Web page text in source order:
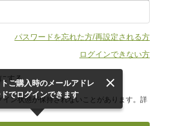
パスワードを忘れた方/再設定される方
ログインできない方
する
ン状態が保持されないことがあります。詳
ご購入時のメールアドレ
でログインできます